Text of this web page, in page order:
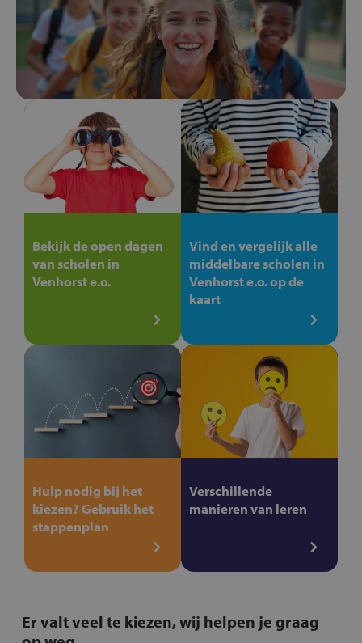
Bekijk de open dagen
van scholen in
Venhorst e.o.
Vind en vergelijk alle
middelbare scholen in
Venhorst e.o. op de
kaart
Hulp nodig bij het
kiezen? Gebruik het
stappenplan
Verschillende
manieren van leren
Er valt veel te kiezen, wij helpen je graag